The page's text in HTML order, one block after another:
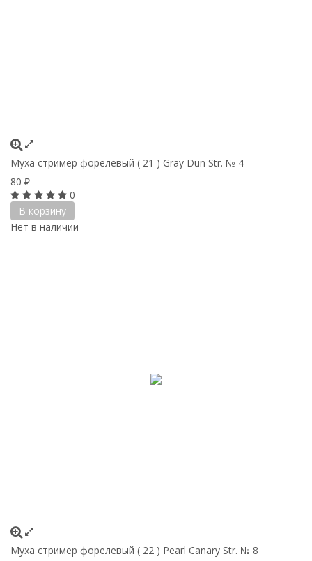
Муха стример форелевый ( 21 ) Gray Dun Str. № 4
80 ₽
0
В корзину
Нет в наличии
Муха стример форелевый ( 22 ) Pearl Canary Str. № 8